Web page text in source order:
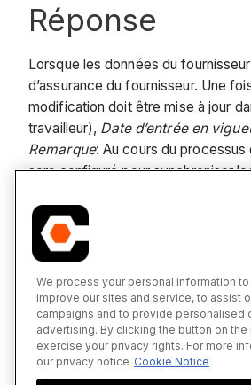
Réponse
Lorsque les données du
d’assurance du fournisseur. Une
modification doit être mise à jour
travailleur), Date d’entrée en
Remarque: Au cours du
sera configuré pour synchroniser
Pour en savoir plus sur les
Voir également
Ajouter une compagnie ERP au
À propos du connecteur Sage
Ajouter une assurance pour un
We process your personal information to
improve our sites and service, to assist
campaigns and to provide personalised
advertising. By clicking the button on the
exercise your privacy rights. For more
our privacy notice Cookie Notice